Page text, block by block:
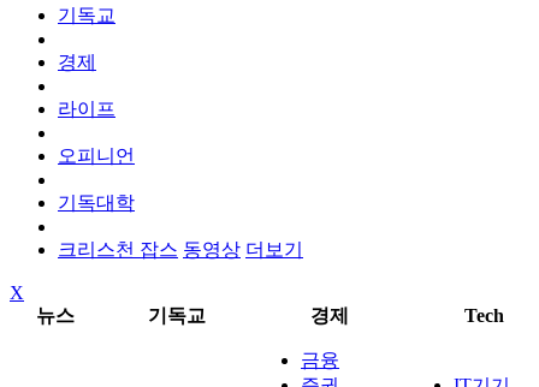
기독교
경제
라이프
오피니언
기독대학
크리스천 잡스 동영상 더보기
X
뉴스
기독교 경제 Tech
금융